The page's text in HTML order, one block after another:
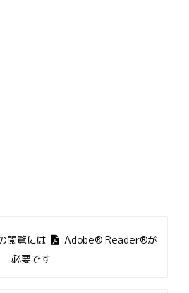
閲覧には
Adobe® Reader®が
必要です